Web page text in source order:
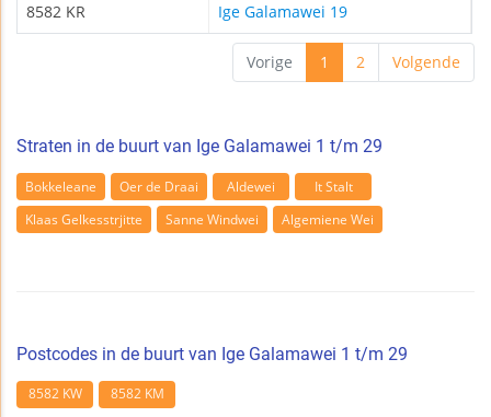
8582 KR Ige Galamawei 19
Vorige 1 2 Volgende
Straten in de buurt van Ige Galamawei 1 t/m 29
Bokkeleane Oer de Draai Aldewei
It Stalt
Klaas Gelkesstrjitte
Sanne Windwei Algemiene Wei
Postcodes in de buurt van Ige Galamawei 1 t/m 29
8582 KW 8582 KM